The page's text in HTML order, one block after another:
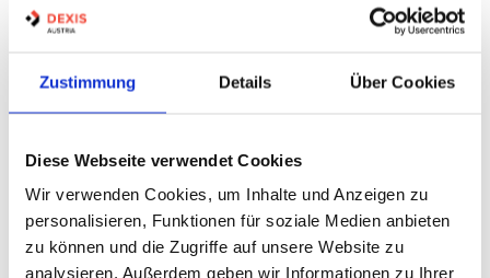
Zustimmung Details Über Cookies
Diese Webseite verwendet Cookies
Wir verwenden Cookies, um Inhalte und Anzeigen zu
personalisieren, Funktionen für soziale Medien anbieten
zu können und die Zugriffe auf unsere Website zu
analysieren. Außerdem geben wir Informationen zu Ihrer
25 Varianten
Auf Lager
Lager anzeigen